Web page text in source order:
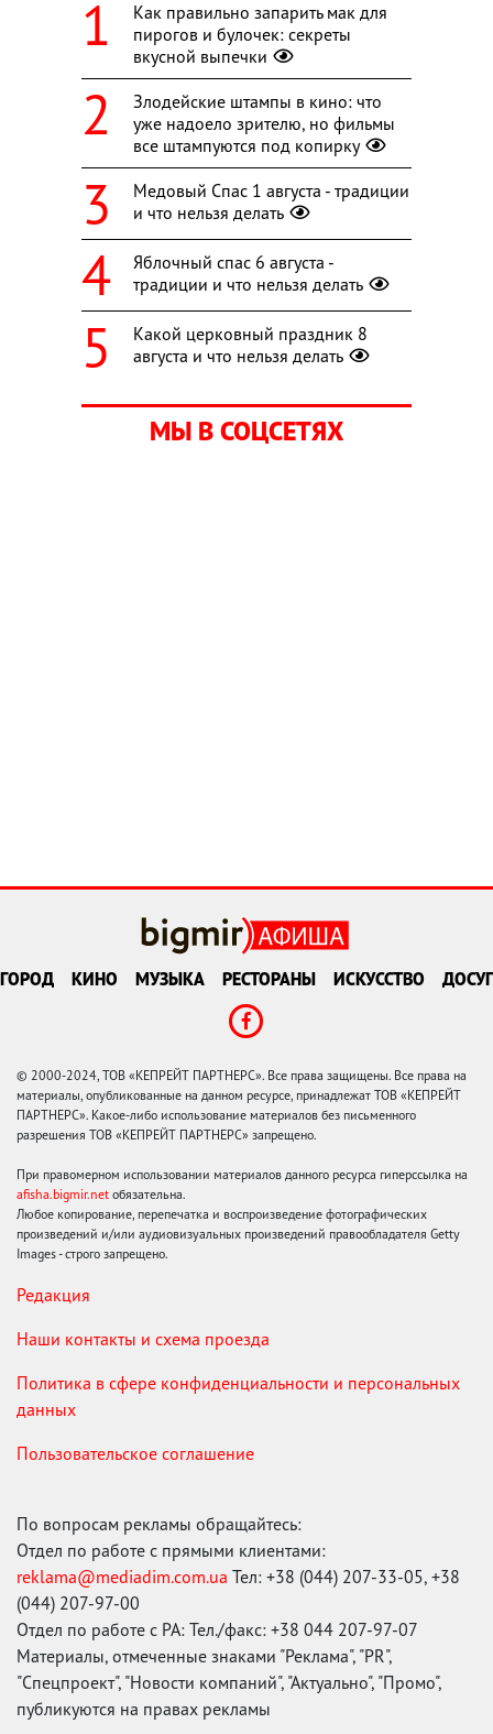
Как правильно запарить мак для
пирогов и булочек: секреты
вкусной выпечки
Злодейские штампы в кино: что
уже надоело зрителю, но фильмы
все штампуются под копирку
Медовый Спас 1 августа - традиции
и что нельзя делать
Яблочный спас 6 августа -
традиции и что нельзя делать
Какой церковный праздник 8
августа и что нельзя делать
МЫ В СОЦСЕТЯХ
ГОРОД КИНО МУЗЫКА РЕСТОРАНЫ ИСКУССТВО ДОСУГ
© 2000-2024, ТОВ «КЕПРЕЙТ ПАРТНЕРС». Все права защищены. Все права на
материалы, опубликованные на данном ресурсе, принадлежат ТОВ «КЕПРЕЙТ
ПАРТНЕРС». Какое-либо использование материалов без письменного
разрешения ТОВ «КЕПРЕЙТ ПАРТНЕРС» запрещено.
При правомерном использовании материалов данного ресурса гиперссылка на
afisha.bigmir.net обязательна.
Любое копирование, перепечатка и воспроизведение фотографических
произведений и/или аудиовизуальных произведений правообладателя Getty
Images - строго запрещено.
Редакция
Наши контакты и схема проезда
Политика в сфере конфиденциальности и персональных
данных
Пользовательское соглашение
По вопросам рекламы обращайтесь:
Отдел по работе с прямыми клиентами:
reklama@mediadim.com.ua Тел: +38 (044) 207-33-05, +38
(044) 207-97-00
Отдел по работе с РА: Тел./факс: +38 044 207-97-07
Материалы, отмеченные знаками "Реклама", "PR",
"Спецпроект", "Новости компаний", "Актуально", "Промо",
публикуются на правах рекламы